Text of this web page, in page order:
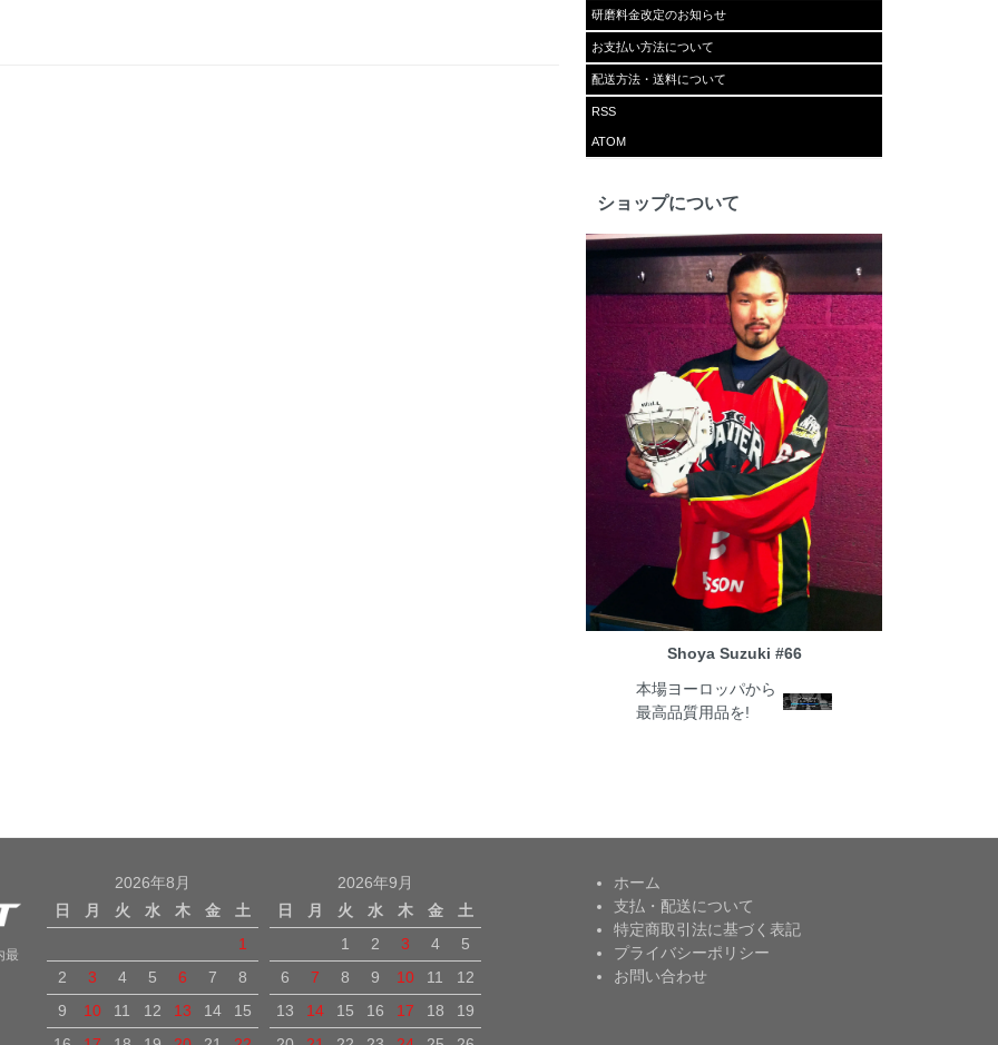
研磨料金改定のお知らせ
お支払い方法について
配送方法・送料について
RSS
ATOM
ショップについて
Shoya Suzuki #66
本場ヨーロッパから
最高品質用品を!
最
2026年8月
日
月 火 水 木 金
土
1
2
3 4 5 6 7
8
9
10 11 12 13 14
15
2026年9月
日
月 火 水 木 金
土
1
2 3 4
5
6
7 8 9 10 11
12
13
14 15 16 17 18
19
ホーム
支払・配送について
特定商取引法に基づく表記
プライバシーポリシー
お問い合わせ